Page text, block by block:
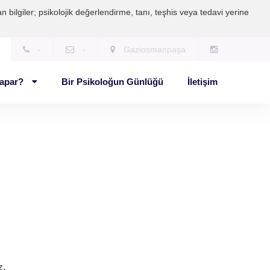
bilgiler; psikolojik değerlendirme, tanı, teşhis veya tedavi yerine
- - Gaziosmanpaşa
Bir Psikoloğun Günlüğü İletişim